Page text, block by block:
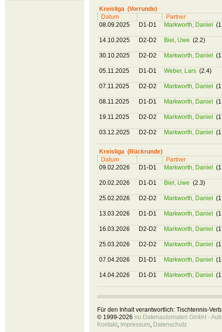
Kreisliga (Vorrunde)
Datum
Partner
08.09.2025
D1-D1 Markworth, Daniel
14.10.2025 D2-D2 Biel, Uwe (2.2)
30.10.2025 D2-D2 Markworth, Daniel
05.11.2025 D1-D1 Weber, Lars (2.4)
07.11.2025 D2-D2 Markworth, Daniel
08.11.2025 D1-D1 Markworth, Daniel
19.11.2025 D2-D2 Markworth, Daniel
03.12.2025 D2-D2 Markworth, Daniel
Kreisliga (Rückrunde)
Datum
Partner
09.02.2026
D1-D1 Markworth, Daniel
20.02.2026 D1-D1 Biel, Uwe (2.3)
25.02.2026 D2-D2 Markworth, Daniel
13.03.2026 D1-D1 Markworth, Daniel
16.03.2026 D2-D2 Markworth, Daniel
25.03.2026 D2-D2 Markworth, Daniel
07.04.2026 D1-D1 Markworth, Daniel
14.04.2026 D1-D1 Markworth, Daniel
Für den Inhalt verantwortlich: Tischtennis-
© 1999-2026 nu Datenautomaten GmbH -
Kontakt, Impressum, Datenschutz